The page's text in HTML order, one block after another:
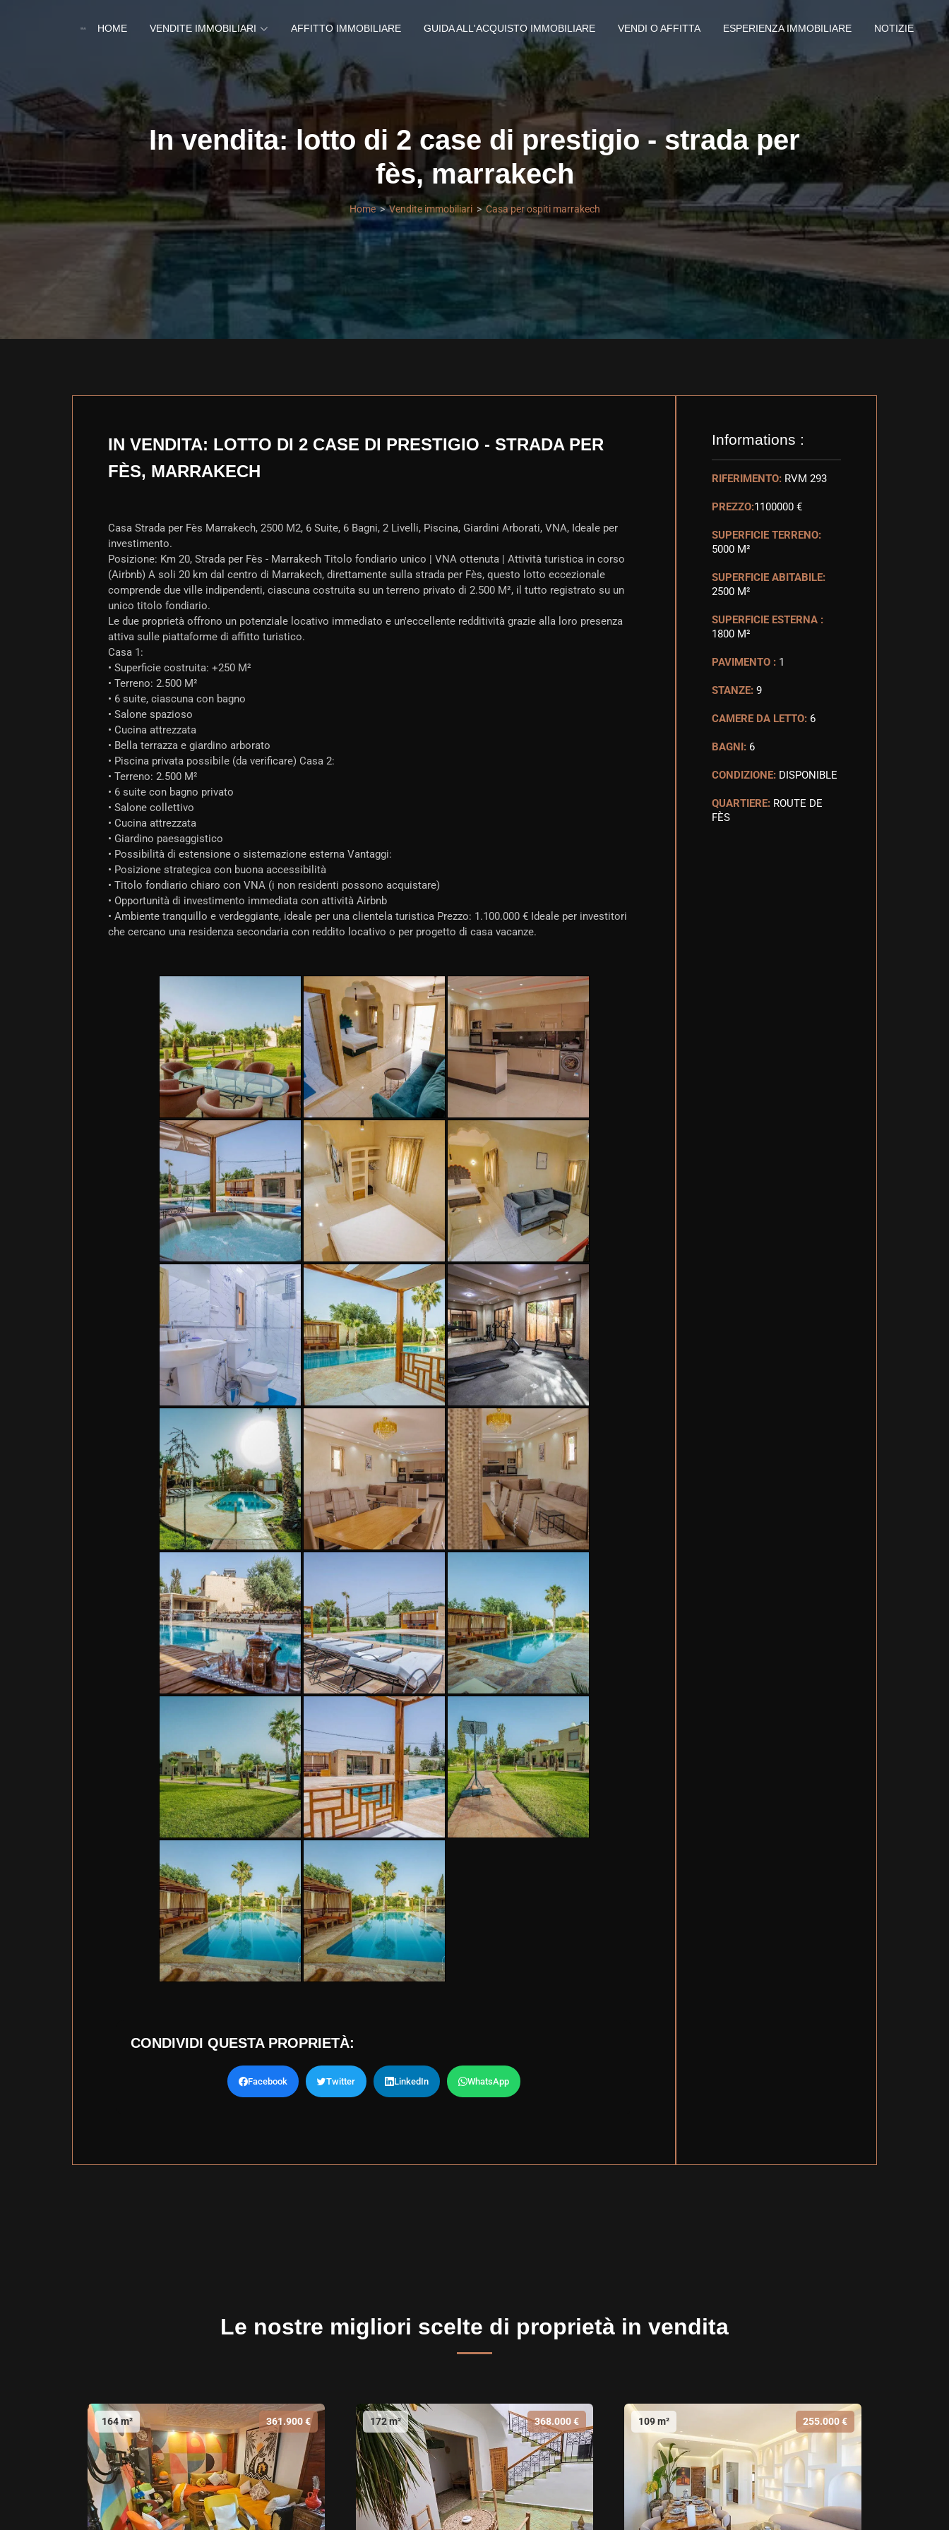
HOME VENDITE IMMOBILIARI AFFITTO IMMOBILIARE GUIDA ALL'ACQUISTO IMMOBILIARE VENDI O AFFITTA ESPERIENZA IMMOBILIARE NOTIZIE
In vendita: lotto di 2 case di prestigio - strada per
fès, marrakech
Home Vendite immobiliari Casa per ospiti marrakech
IN VENDITA: LOTTO DI 2 CASE DI PRESTIGIO - STRADA PER
FÈS, MARRAKECH
Casa Strada per Fès Marrakech, 2500 M2, 6 Suite, 6 Bagni, 2 Livelli, Piscina, Giardini Arborati, VNA, Ideale per
investimento.
Posizione: Km 20, Strada per Fès - Marrakech Titolo fondiario unico | VNA ottenuta | Attività turistica in corso
(Airbnb) A soli 20 km dal centro di Marrakech, direttamente sulla strada per Fès, questo lotto eccezionale
comprende due ville indipendenti, ciascuna costruita su un terreno privato di 2.500 M², il tutto registrato su un
unico titolo fondiario.
Le due proprietà offrono un potenziale locativo immediato e un'eccellente redditività grazie alla loro presenza
attiva sulle piattaforme di affitto turistico.
Casa 1:
• Superficie costruita: +250 M²
• Terreno: 2.500 M²
• 6 suite, ciascuna con bagno
• Salone spazioso
• Cucina attrezzata
• Bella terrazza e giardino arborato
• Piscina privata possibile (da verificare) Casa 2:
• Terreno: 2.500 M²
• 6 suite con bagno privato
• Salone collettivo
• Cucina attrezzata
• Giardino paesaggistico
• Possibilità di estensione o sistemazione esterna Vantaggi:
• Posizione strategica con buona accessibilità
• Titolo fondiario chiaro con VNA (i non residenti possono acquistare)
• Opportunità di investimento immediata con attività Airbnb
• Ambiente tranquillo e verdeggiante, ideale per una clientela turistica Prezzo: 1.100.000 € Ideale per investitori
che cercano una residenza secondaria con reddito locativo o per progetto di casa vacanze.
CONDIVIDI QUESTA PROPRIETÀ:
Facebook Twitter LinkedIn WhatsApp
Informations :
RIFERIMENTO: RVM 293
PREZZO:1100000 €
SUPERFICIE TERRENO:
5000 M²
SUPERFICIE ABITABILE:
2500 M²
SUPERFICIE ESTERNA :
1800 M²
PAVIMENTO : 1
STANZE: 9
CAMERE DA LETTO: 6
BAGNI: 6
CONDIZIONE: DISPONIBLE
QUARTIERE: ROUTE DE
FÈS
Le nostre migliori scelte di proprietà in vendita
164 m² 361.900 € 172 m² 368.000 € 109 m² 255.000 €